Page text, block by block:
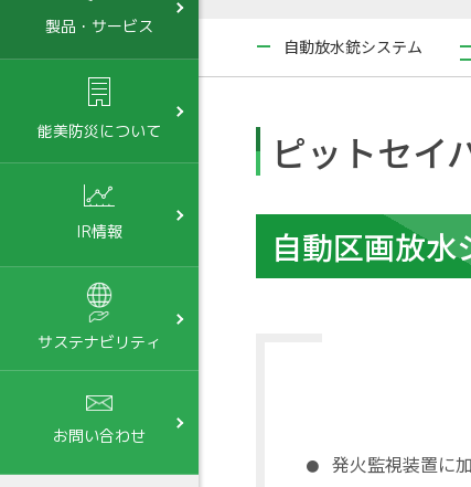
製品・サービス
能美防災について
IR情報
サステナビリティ
お問い合わせ
自動放水銃システム
ピットセイ
自動区画放水
発火監視装置に